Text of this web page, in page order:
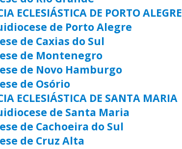
ECLESIÁSTICA DE PORTO ALEGRE
de Porto Alegre
de Caxias do Sul
de Montenegro
de Novo Hamburgo
de Osório
ECLESIÁSTICA DE SANTA MARIA
de Santa Maria
de Cachoeira do Sul
de Cruz Alta